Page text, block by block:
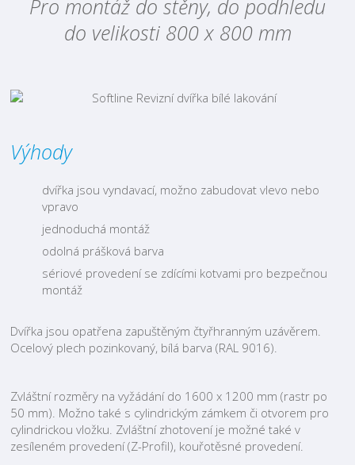
Pro montáž do stěny, do podhledu
do velikosti 800 x 800 mm
Výhody
dvířka jsou vyndavací, možno zabudovat vlevo nebo
vpravo
jednoduchá montáž
odolná prášková barva
sériové provedení se zdícími kotvami pro bezpečnou
montáž
Dvířka jsou opatřena zapuštěným čtyřhranným uzávěrem.
Ocelový plech pozinkovaný, bílá barva (RAL 9016).
Zvláštní rozměry na vyžádání do 1600 x 1200 mm (rastr po
50 mm). Možno také s cylindrickým zámkem či otvorem pro
cylindrickou vložku. Zvláštní zhotovení je možné také v
zesíleném provedení (Z-Profil), kouřotěsné provedení.